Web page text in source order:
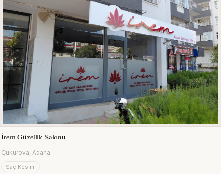
İrem Güzellik Salonu
Çukurova, Adana
Saç Kesimi